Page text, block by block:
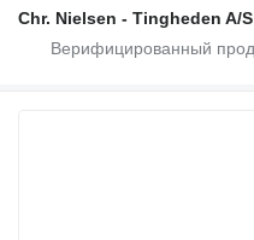
Chr. Nielsen - Tingheden A/S